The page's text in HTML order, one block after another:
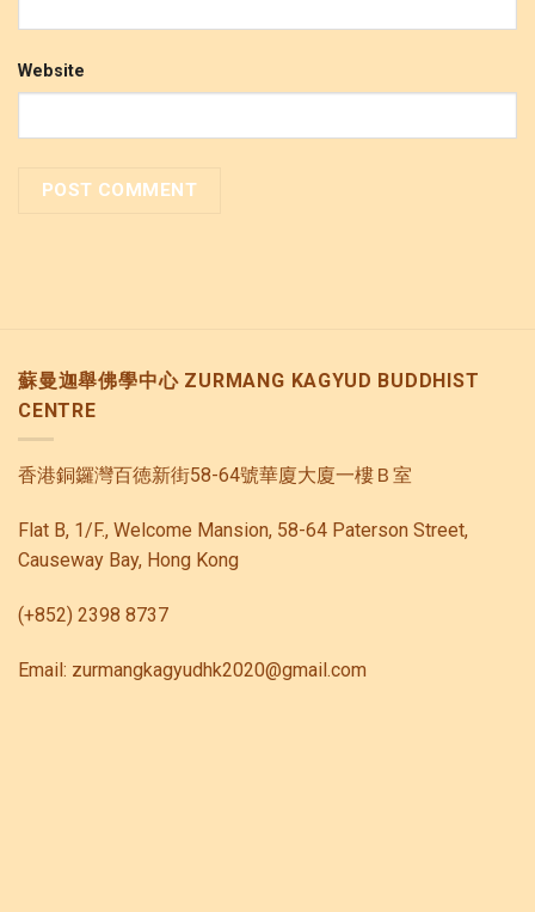
Website
蘇曼迦舉佛學中心 ZURMANG KAGYUD BUDDHIST
CENTRE
香港銅鑼灣百徳新街58-64號華廈大廈一樓Ｂ室
Flat B, 1/F., Welcome Mansion, 58-64 Paterson Street,
Causeway Bay, Hong Kong
(+852) 2398 8737
Email: zurmangkagyudhk2020@gmail.com